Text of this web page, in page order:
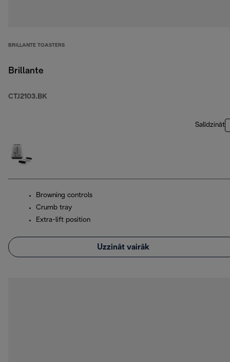
BRILLANTE TOASTERS
Brillante
CTJ2103.BK
Salīdzināt
Browning controls
Crumb tray
Extra-lift position
Uzzināt vairāk